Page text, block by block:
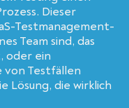
Dieser
Testmanagement-
Team sind, das
oder ein
von Testfällen
Lösung, die wirklich